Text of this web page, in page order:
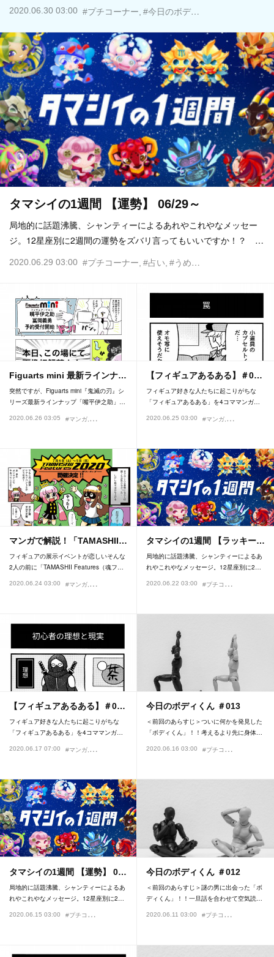
2020.06.30 03:00 #プチコーナー #今日のボディくん
タマシイの1週間 【運勢】 06/29～
局地的に話題沸騰、シャンティーによるあれやこれやなメッセー
ジ。12星座別に2週間の運勢をズバリ言ってもいいですか！？ …
2020.06.29 03:00 #プチコーナー #占い #うめだまりこ
Figuarts mini 最新ラインナ…
突然ですが、Figuarts mini『鬼滅の刃』シ
リーズ最新ラインナップ「嘴平伊之助」…
2020.06.26 03:05 #マンガ #鬼滅の刃 #トキヒロ
【フィギュアあるある】＃0…
フィギュア好きな人たちに起こりがちな
「フィギュアあるある」を4コママンガ…
2020.06.25 03:00 #マンガ #プチコーナー
マンガで解説！「TAMASHII…
フィギュアの展示イベントが恋しいそんな
2人の前に「TAMASHII Features（魂フ…
2020.06.24 03:00 #マンガ #t_features2020 #イベント #内海まりお
タマシイの1週間 【ラッキー…
局地的に話題沸騰、シャンティーによるあ
れやこれやなメッセージ。12星座別に2…
2020.06.22 03:00 #
プチコーナー
【フィギュアあるある】＃0…
フィギュア好きな人たちに起こりがちな
「フィギュアあるある」を4コママンガ…
2020.06.17 07:00 #マンガ #プチコーナー #フィギュアあるある #魔神ぐり子
今日のボディくん ＃013
＜前回のあらすじ＞ついに何かを発見した
「ボディくん」！！考えるより先に身体…
2020.06.16 03:00 #
プチコーナー
タマシイの1週間 【運勢】 0…
局地的に話題沸騰、シャンティーによるあ
れやこれやなメッセージ。12星座別に2…
2020.06.15 03:00 #
プチコーナー #うめだまりこ
今日のボディくん ＃012
＜前回のあらすじ＞謎の男に出会った「ボ
ディくん」！！一旦話を合わせて空気読…
2020.06.11 03:00 #
プチコーナー